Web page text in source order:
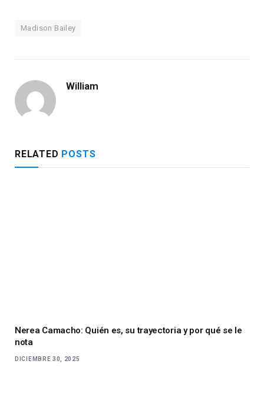
Madison Bailey
William
RELATED POSTS
Nerea Camacho: Quién es, su trayectoria y por qué se le
nota
DICIEMBRE 30, 2025